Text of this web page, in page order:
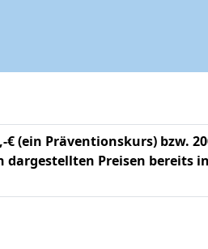
(ein Präventionskurs) bzw.
Preisen bereits